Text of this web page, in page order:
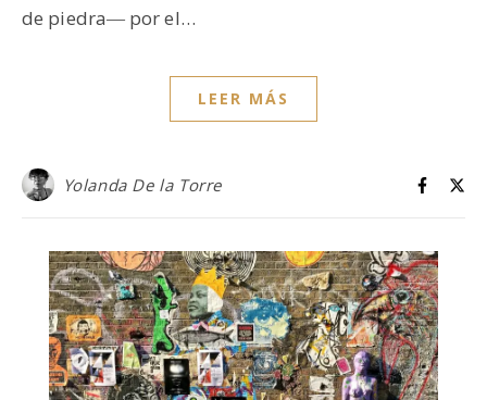
de piedra― por el…
LEER MÁS
Yolanda De la Torre